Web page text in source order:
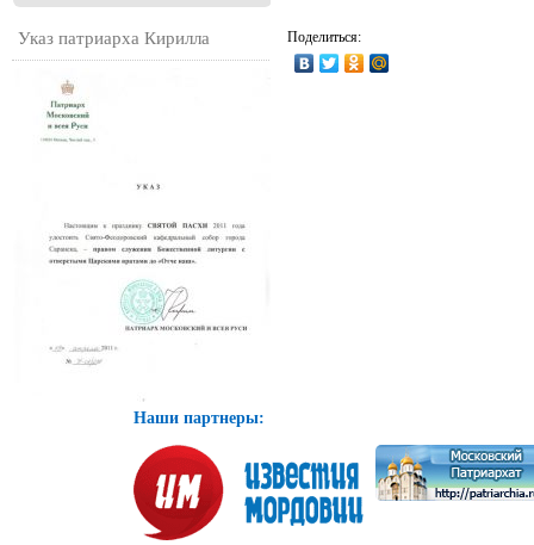
Указ патриарха Кирилла Поделиться:
Наши партнеры: